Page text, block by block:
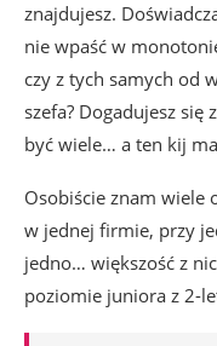
znajdujesz.
nie wpaść w
czy z tych samych od
szefa? Dogadujesz się
być wiele… a ten kij
Osobiście znam wiele
w jednej firmie, przy
jedno… większość z
poziomie juniora z 2-